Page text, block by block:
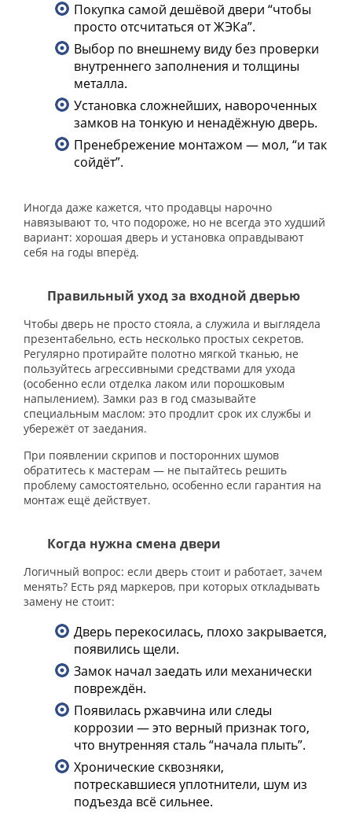
Покупка самой дешёвой двери “чтобы
просто отсчитаться от ЖЭКа”.
Выбор по внешнему виду без проверки
внутреннего заполнения и толщины
металла.
Установка сложнейших, навороченных
замков на тонкую и ненадёжную дверь.
Пренебрежение монтажом — мол, “и так
сойдёт”.
Иногда даже кажется, что продавцы нарочно
навязывают то, что подороже, но не всегда это худший
вариант: хорошая дверь и установка оправдывают
себя на годы вперёд.
Правильный уход за входной дверью
Чтобы дверь не просто стояла, а служила и выглядела
презентабельно, есть несколько простых секретов.
Регулярно протирайте полотно мягкой тканью, не
пользуйтесь агрессивными средствами для ухода
(особенно если отделка лаком или порошковым
напылением). Замки раз в год смазывайте
специальным маслом: это продлит срок их службы и
убережёт от заедания.
При появлении скрипов и посторонних шумов
обратитесь к мастерам — не пытайтесь решить
проблему самостоятельно, особенно если гарантия на
монтаж ещё действует.
Когда нужна смена двери
Логичный вопрос: если дверь стоит и работает, зачем
менять? Есть ряд маркеров, при которых откладывать
замену не стоит:
Дверь перекосилась, плохо закрывается,
появились щели.
Замок начал заедать или механически
повреждён.
Появилась ржавчина или следы
коррозии — это верный признак того,
что внутренняя сталь “начала плыть”.
Хронические сквозняки,
потрескавшиеся уплотнители, шум из
подъезда всё сильнее.